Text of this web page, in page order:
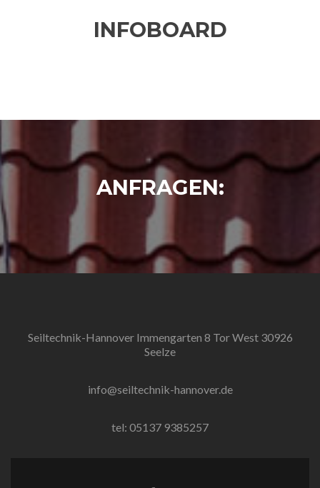
INFOBOARD
ANFRAGEN:
Seiltechnik-Hannover Immengarten 8 Tor West 30926
Seelze
info@seiltechnik-hannover.de
tel: 05137 9385257